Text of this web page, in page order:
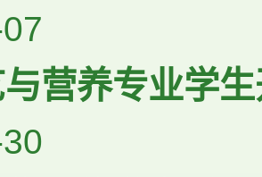
营养专业学